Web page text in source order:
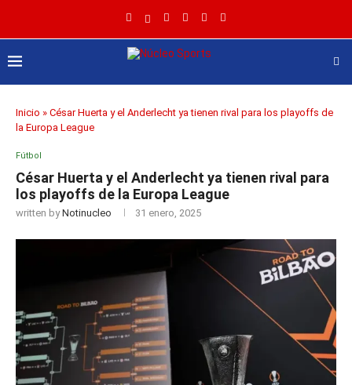
Inicio » César Huerta y el Anderlecht ya tienen rival para los playoffs de
la Europa League
Fútbol
César Huerta y el Anderlecht ya tienen rival para
los playoffs de la Europa League
written byNotinucleo 31 enero, 2025